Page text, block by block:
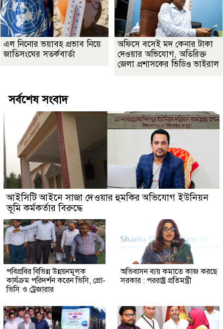
এল নিনোর ভয়াবহ প্রভাব নিয়ে
জাতিসংঘের সতর্কবার্তা
অফিসে বসেই মদ কেনার টাকা
দেওয়ার অভিযোগ, অতিরিক্ত
জেলা প্রশাসকের ভিডিও ভাইরাল
সর্বশেষ সংবাদ
আইসিটি আইনে সাজা দেওয়ার হুমকির অভিযোগ ইউনিয়ন
ভূমি কর্মকর্তার বিরুদ্ধে
পবিপ্রবির বিভিন্ন উন্নয়নমূলক
কার্যক্রম পরিদর্শন করেন ভিসি, প্রো-
ভিসি ও ট্রেজারার
অভিবাসন ব্যয় কমা‌তে কাজ কর‌ছে
সরকার : পররাষ্ট্র প্রতিমন্ত্রী